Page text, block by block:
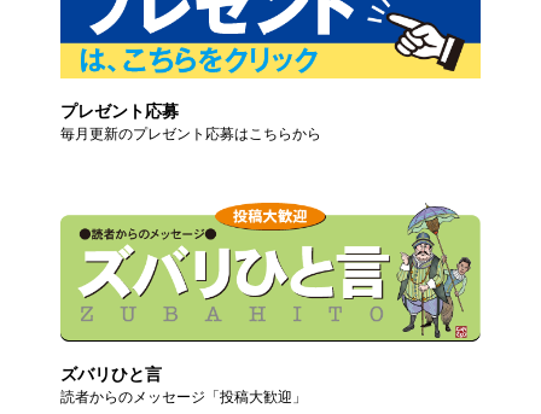
プレゼント応募
毎月更新のプレゼント応募はこちらから
ズバリひと言
読者からのメッセージ「投稿大歓迎」